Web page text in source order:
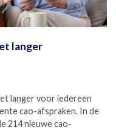
langer
langer voor iedereen
cao-afspraken. In de
214 nieuwe cao-